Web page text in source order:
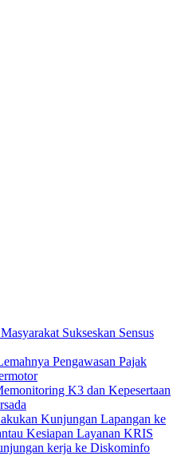
Sukseskan Sensus
Pengawasan Pajak
K3 dan Kepesertaan
Kunjungan Lapangan ke
Kesiapan Layanan KRIS
kerja ke Diskominfo